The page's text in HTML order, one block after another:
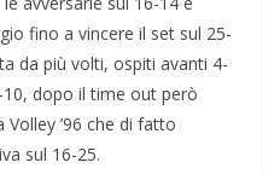
fino a vincere il set sul 25-
da più volti, ospiti avanti 4-
dopo il time out però
’96 che di fatto
sul 16-25.